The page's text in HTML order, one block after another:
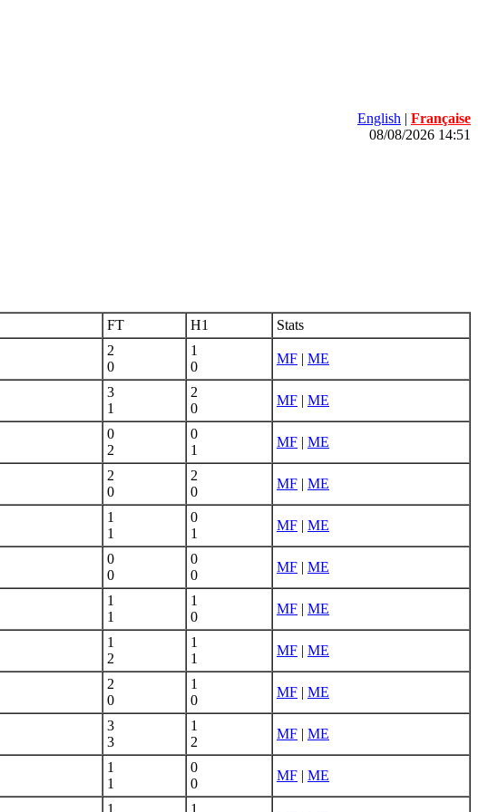
English | Française
08/08/2026 14:51
FT H1
Stats
2
0
1
0
MF | ME
3
1
2
0
MF | ME
0
2
0
1
MF | ME
2
0
2
0
MF | ME
1
1
0
1
MF | ME
0
0
0
0
MF | ME
1
1
1
0
MF | ME
1
2
1
1
MF | ME
2
0
1
0
MF | ME
3
3
1
2
MF | ME
1
1
0
0
MF | ME
1
1